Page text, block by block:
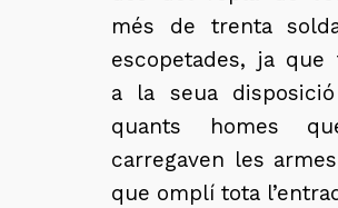
més de trenta
escopetades, ja que
a la seua
quants homes
carregaven les
que omplí tota